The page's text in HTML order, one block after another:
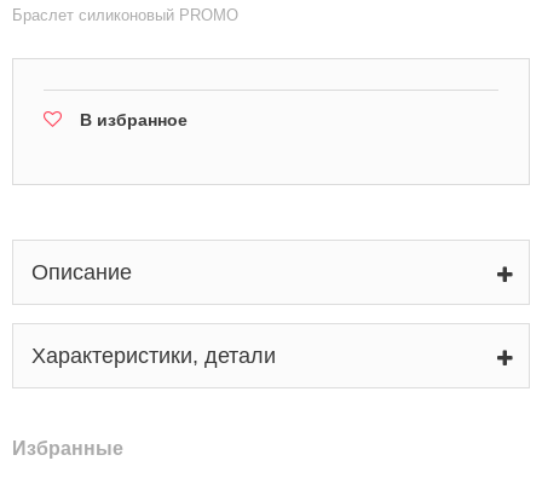
Браслет силиконовый PROMO
В избранное
Описание
Характеристики, детали
Избранные